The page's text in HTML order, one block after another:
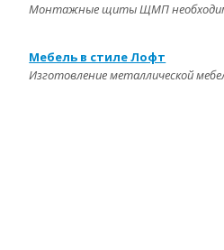
Монтажные щиты ЩМП
Мебель в стиле Лофт
Изготовление металлической